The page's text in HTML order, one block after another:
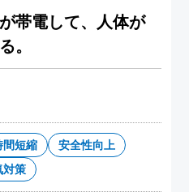
帯電して、人体が
。
間短縮
安全性向上
対策